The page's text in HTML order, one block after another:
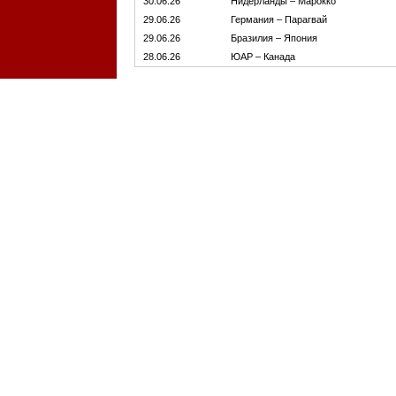
29.06.26
Германия – Парагвай
29.06.26
Бразилия – Япония
28.06.26
ЮАР – Канада